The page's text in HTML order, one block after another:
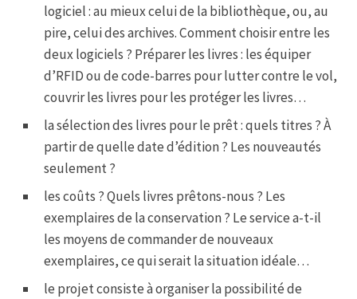
logiciel : au mieux celui de la bibliothèque, ou, au
pire, celui des archives. Comment choisir entre les
deux logiciels ? Préparer les livres : les équiper
d’RFID ou de code-barres pour lutter contre le vol,
couvrir les livres pour les protéger les livres…
la sélection des livres pour le prêt : quels titres ? À
partir de quelle date d’édition ? Les nouveautés
seulement ?
les coûts ? Quels livres prêtons-nous ? Les
exemplaires de la conservation ? Le service a-t-il
les moyens de commander de nouveaux
exemplaires, ce qui serait la situation idéale…
le projet consiste à organiser la possibilité de